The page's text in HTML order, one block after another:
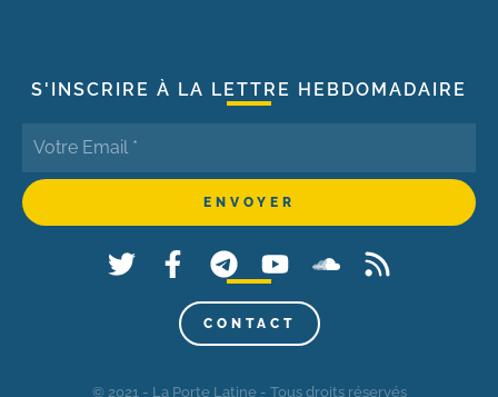
S'INSCRIRE À LA LETTRE HEBDOMADAIRE
CONTACT
© 2021 - La Porte Latine - Tous droits réservés